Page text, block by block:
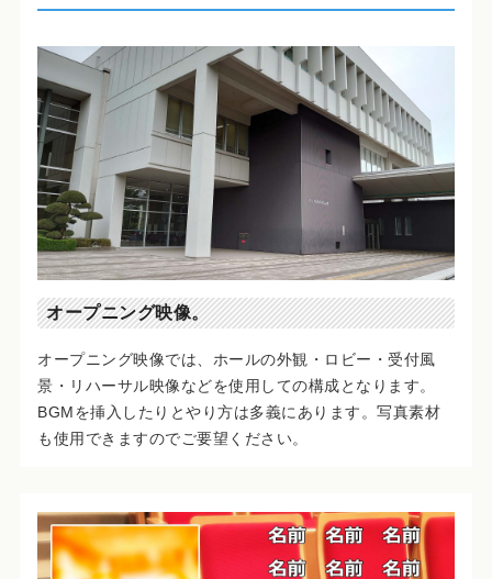
オープニング映像。
オープニング映像では、ホールの外観・ロビー・受付風
景・リハーサル映像などを使用しての構成となります。
BGMを挿入したりとやり方は多義にあります。写真素材
も使用できますのでご要望ください。